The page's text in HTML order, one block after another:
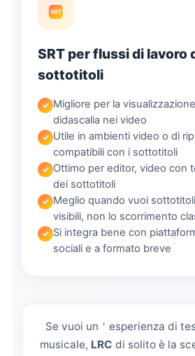
SRT
SRT per flussi di lavoro
sottotitoli
Migliore per la
didascalia nei video
Utile in ambienti video o di
compatibili con i sottotitoli
Ottimo per editor, video con
dei sottotitoli
Meglio quando vuoi
visibili, non lo scorrimento
Si integra bene con
sociali e a formato breve
Se vuoi un＇esperienza di
musicale, LRC di solito è la